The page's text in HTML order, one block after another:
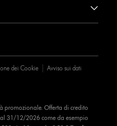
dei Cookie Avviso sui dati
promozionale. Offerta di credito
31/12/2026 come da esempio